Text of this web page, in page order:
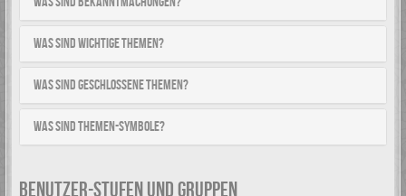
Was sind wichtige Themen?
Was sind geschlossene Themen?
Was sind Themen-Symbole?
BENUTZER-STUFEN UND GRUPPEN